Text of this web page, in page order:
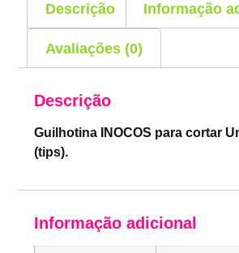
Descrição Informação
Avaliações (0)
Descrição
Guilhotina INOCOS para cortar
(tips).
Informação adicional